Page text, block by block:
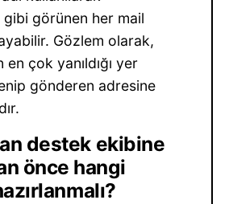
görünen her mail
Gözlem olarak,
en çok yanıldığı yer
gönderen adresine
destek ekibine
önce hangi